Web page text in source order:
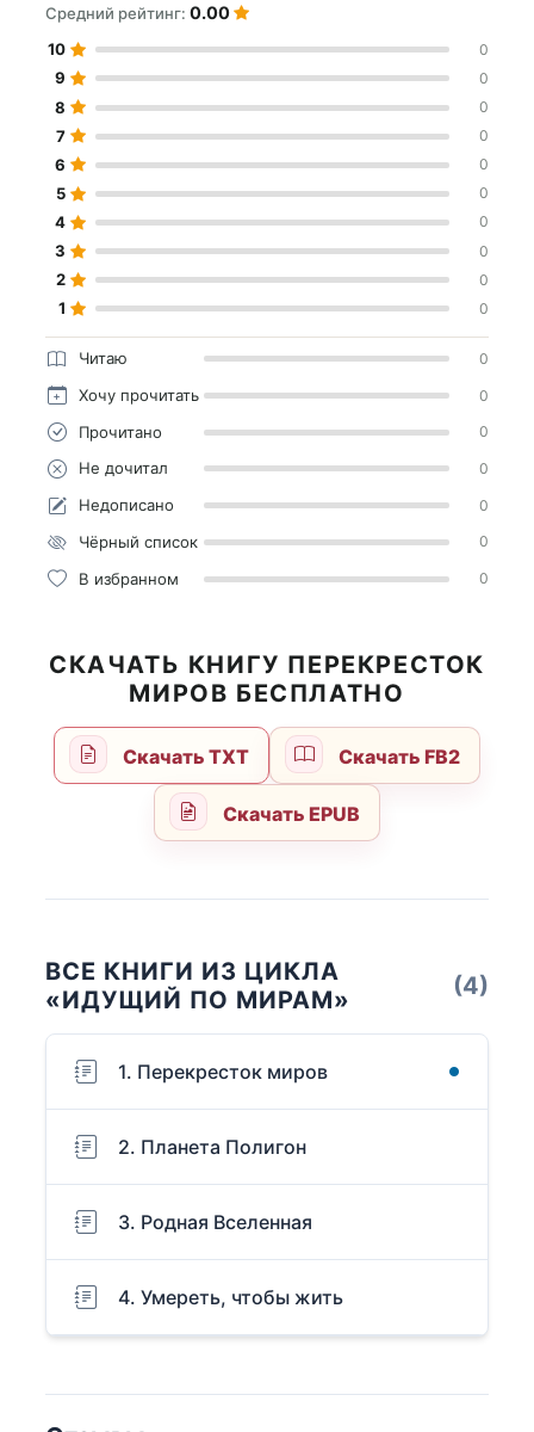
Средний рейтинг: 0.00
10 0
9 0
8 0
7 0
6 0
5 0
4 0
3 0
2 0
1 0
Читаю 0
Хочу прочитать 0
Прочитано 0
Не дочитал 0
Недописано 0
Чёрный список 0
В избранном 0
СКАЧАТЬ КНИГУ ПЕРЕКРЕСТОК
МИРОВ БЕСПЛАТНО
Скачать TXT Скачать FB2
Скачать EPUB
ВСЕ КНИГИ ИЗ ЦИКЛА
«ИДУЩИЙ ПО МИРАМ»
(4)
1. Перекресток миров
2. Планета Полигон
3. Родная Вселенная
4. Умереть, чтобы жить